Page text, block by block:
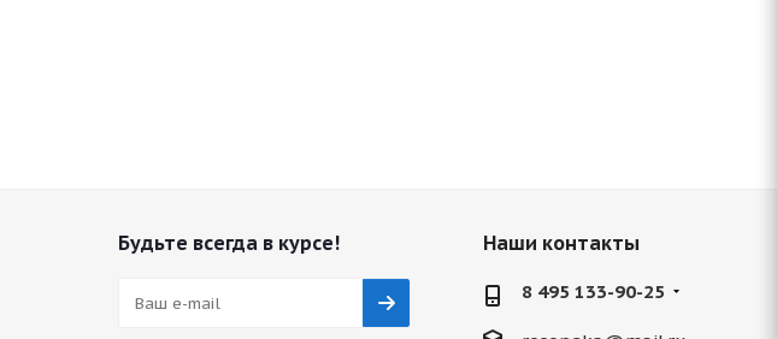
Будьте всегда в курсе! Наши контакты
8 495 133-90-25